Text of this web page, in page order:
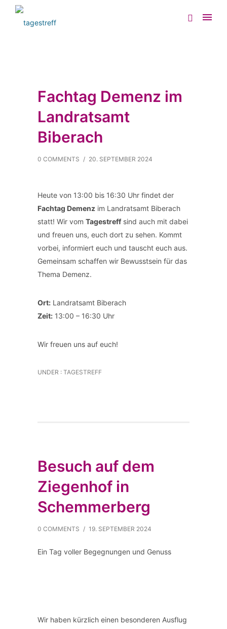
Fachtag Demenz im
Landratsamt
Biberach
0 COMMENTS / 20. SEPTEMBER 2024
Heute von 13:00 bis 16:30 Uhr findet der
Fachtag Demenz im Landratsamt Biberach
statt! Wir vom Tagestreff sind auch mit dabei
und freuen uns, euch dort zu sehen. Kommt
vorbei, informiert euch und tauscht euch aus.
Gemeinsam schaffen wir Bewusstsein für das
Thema Demenz.
Ort: Landratsamt Biberach
Zeit: 13:00 – 16:30 Uhr
Wir freuen uns auf euch!
UNDER : TAGESTREFF
Besuch auf dem
Ziegenhof in
Schemmerberg
0 COMMENTS / 19. SEPTEMBER 2024
Ein Tag voller Begegnungen und Genuss
Wir haben kürzlich einen besonderen Ausflug